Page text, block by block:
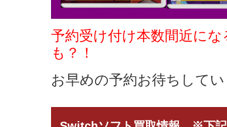
予約受け付け本数間近に
も？！
お早めの予約お待ちしてい